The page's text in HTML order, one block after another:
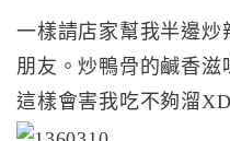
一樣請店家幫我半邊炒
朋友。炒鴨骨的鹹香滋
這樣會害我吃不夠溜XD